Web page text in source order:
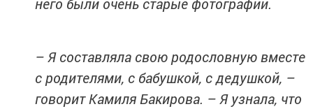
него были очень старые фотографии.
– Я составляла свою родословную вместе
с родителями, с бабушкой, с дедушкой, –
говорит Камиля Бакирова. – Я узнала, что